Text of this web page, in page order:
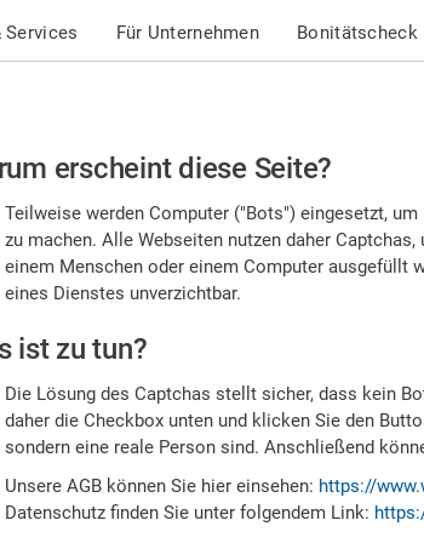
Services Für Unternehmen Bonitätscheck
erscheint diese Seite?
Teilweise werden Computer ("Bots") eingesetzt,
zu machen. Alle Webseiten nutzen daher
einem Menschen oder einem Computer ausgefüllt
eines Dienstes unverzichtbar.
ist zu tun?
Die Lösung des Captchas stellt sicher, dass kein
daher die Checkbox unten und klicken Sie den
sondern eine reale Person sind. Anschließend
Unsere AGB können Sie hier einsehen: https://
Datenschutz finden Sie unter folgendem Link: